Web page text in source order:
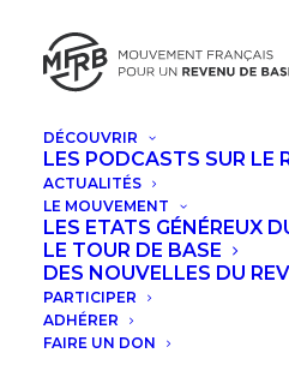
DÉCOUVRIR
LES PODCASTS SUR LE
ACTUALITÉS
LE MOUVEMENT
LES ETATS GÉNÉREUX
LE TOUR DE BASE
DES NOUVELLES DU
PARTICIPER
ADHÉRER
FAIRE UN DON